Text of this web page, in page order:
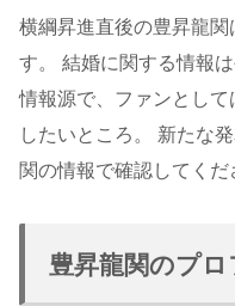
横綱昇進直後の豊昇龍
す。 結婚に関する情報
情報源で、ファンとし
したいところ。 新たな
関の情報で確認してくだ
豊昇龍関のプ